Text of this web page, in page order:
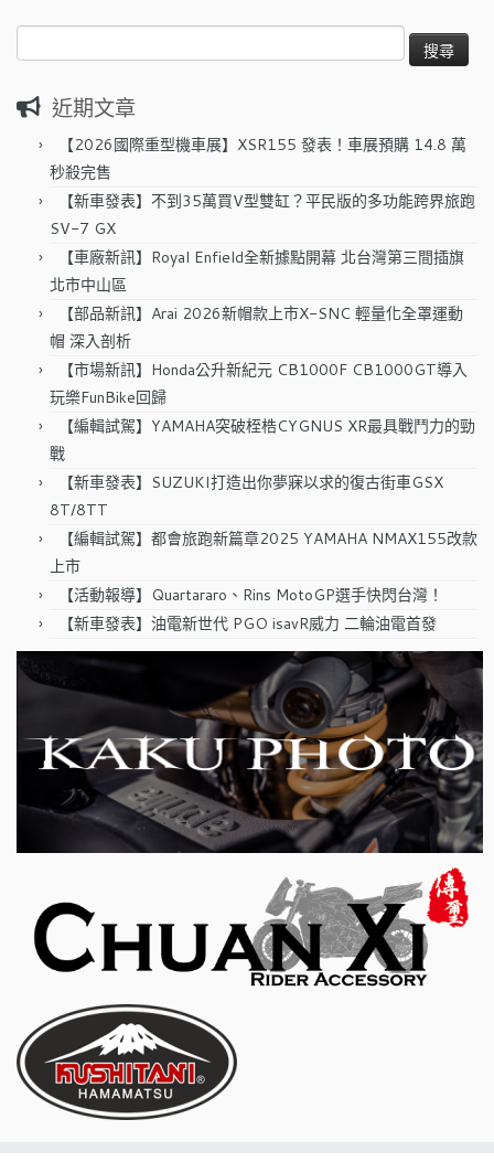
尋
鍵
近期文章
【2026國際重型機車展】XSR155 發表！車展預購 14.8 萬
秒殺完售
【新車發表】不到35萬買V型雙缸？平民版的多功能跨界旅跑
SV-7 GX
【車廠新訊】Royal Enfield全新據點開幕 北台灣第三間插旗
北市中山區
【部品新訊】Arai 2026新帽款上市X-SNC 輕量化全罩運動
帽 深入剖析
【市場新訊】Honda公升新紀元 CB1000F CB1000GT導入
玩樂FunBike回歸
【編輯試駕】YAMAHA突破桎梏CYGNUS XR最具戰鬥力的勁
戰
【新車發表】SUZUKI打造出你夢寐以求的復古街車GSX
8T/8TT
【編輯試駕】都會旅跑新篇章2025 YAMAHA NMAX155改款
上市
【活動報導】Quartararo、Rins MotoGP選手快閃台灣！
【新車發表】油電新世代 PGO isavR威力 二輪油電首發